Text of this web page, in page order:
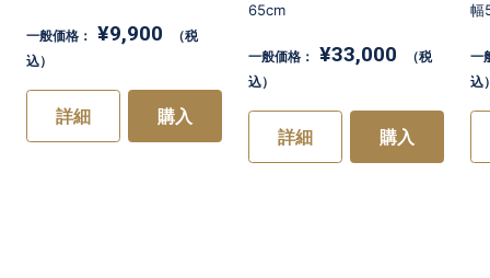
一般価格： ¥9,900
（税
込）
詳細 購入
65cm
一般価格： ¥33,000
（税
込）
詳細 購入
幅
一
込